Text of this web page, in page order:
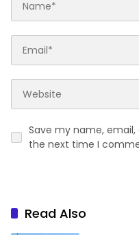
Save my name,
the next time I
Read Also